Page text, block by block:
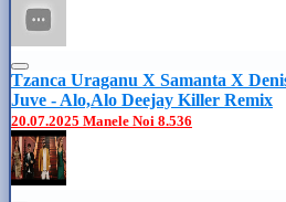
Tzanca Uraganu X Samanta X
Juve - Alo,Alo Deejay Killer Remix
20.07.2025 Manele Noi 8.536